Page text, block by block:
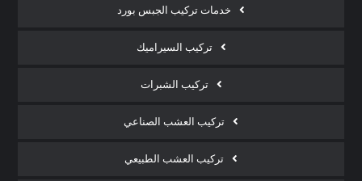
خدمات تركيب الجبس بورد
تركيب السيراميك
تركيب الشبرات
تركيب العشب الصناعي
تركيب العشب الطبيعي